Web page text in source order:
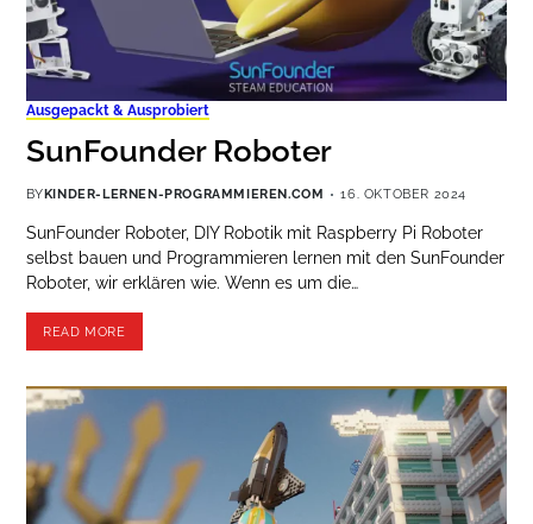
Ausgepackt & Ausprobiert
SunFounder Roboter
BY KINDER-LERNEN-PROGRAMMIEREN.COM 16. OKTOBER 2024
SunFounder Roboter, DIY Robotik mit Raspberry Pi Roboter
selbst bauen und Programmieren lernen mit den SunFounder
Roboter, wir erklären wie. Wenn es um die…
READ MORE